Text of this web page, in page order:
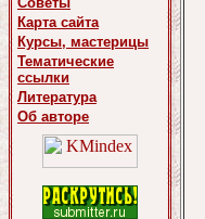
Карта сайта
Курсы, мастерицы
Тематические
ссылки
Литература
Об авторе